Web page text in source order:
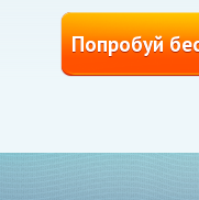
Попробуй